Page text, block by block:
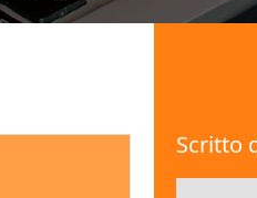
Scritto